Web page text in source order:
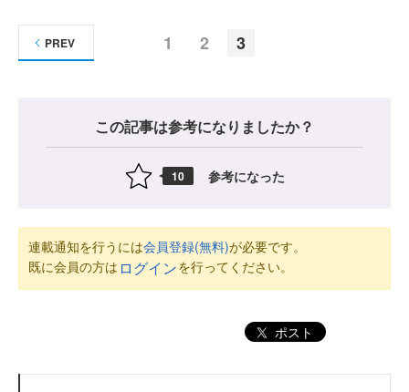
1 2 3
PREV
この記事は参考になりましたか？
10 参考になった
連載通知を行うには会員登録(無料)が必要です。
既に会員の方は ログインを行ってください。
ポスト